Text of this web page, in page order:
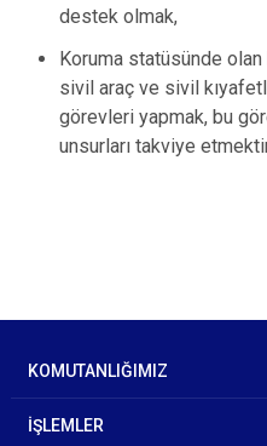
destek olmak,
Koruma statüsünde
sivil araç ve sivil
görevleri yapmak, bu
unsurları takviye
KOMUTANLIĞIMIZ
İŞLEMLER